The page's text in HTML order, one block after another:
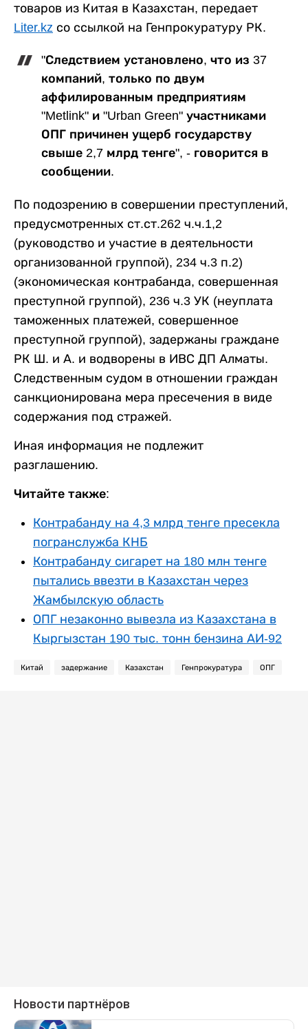
товаров из Китая в Казахстан, передает
Liter.kz со ссылкой на Генпрокуратуру РК.
"Следствием установлено, что из 37
компаний, только по двум
аффилированным предприятиям
"Metlink" и "Urban Green" участниками
ОПГ причинен ущерб государству
свыше 2,7 млрд тенге", - говорится в
сообщении.
По подозрению в совершении преступлений,
предусмотренных ст.ст.262 ч.ч.1,2
(руководство и участие в деятельности
организованной группой), 234 ч.3 п.2)
(экономическая контрабанда, совершенная
преступной группой), 236 ч.3 УК (неуплата
таможенных платежей, совершенное
преступной группой), задержаны граждане
РК Ш. и А. и водворены в ИВС ДП Алматы.
Следственным судом в отношении граждан
санкционирована мера пресечения в виде
содержания под стражей.
Иная информация не подлежит
разглашению.
Читайте также:
Контрабанду на 4,3 млрд тенге пресекла
погранслужба КНБ
Контрабанду сигарет на 180 млн тенге
пытались ввезти в Казахстан через
Жамбылскую область
ОПГ незаконно вывезла из Казахстана в
Кыргызстан 190 тыс. тонн бензина АИ-92
Китай задержание Казахстан Генпрокуратура ОПГ